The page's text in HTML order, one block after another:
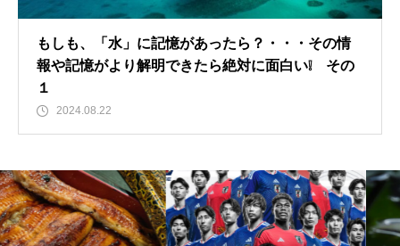
もしも、「水」に記憶があったら？・・・その情
報や記憶がより解明できたら絶対に面白い❕ その
１
2024.08.22